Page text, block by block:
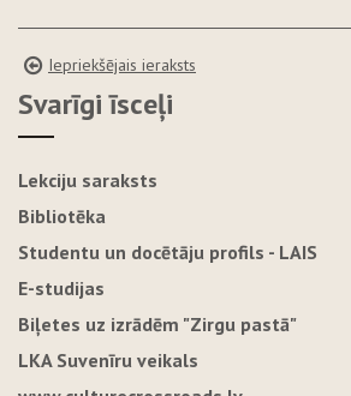
Iepriekšējais ieraksts
Svarīgi īsceļi
Lekciju saraksts
Bibliotēka
Studentu un docētāju profils - LAIS
E-studijas
Biļetes uz izrādēm "Zirgu pastā"
LKA Suvenīru veikals